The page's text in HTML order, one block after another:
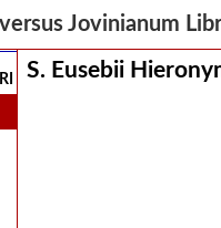
Jovinianum
liber unus.
duo.
S. Eusebii